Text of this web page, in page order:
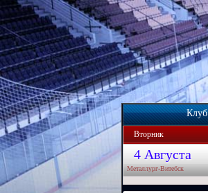
Клуб
Вторник
4 Августа
Металлург-Витебск